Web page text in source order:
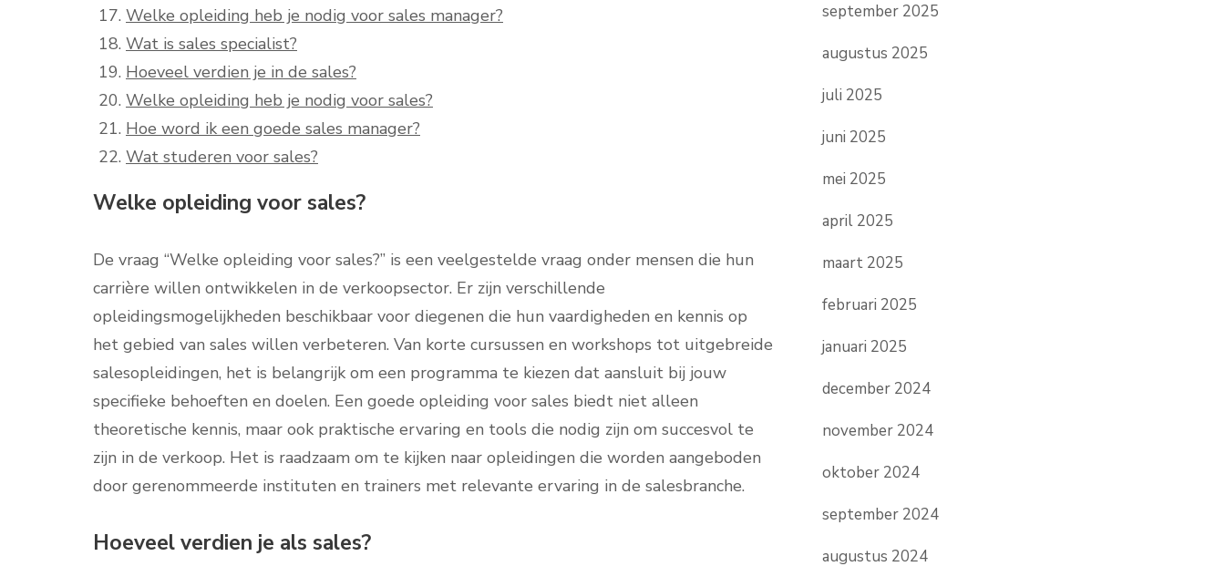
Welke opleiding heb je nodig voor sales manager?
Wat is sales specialist?
Hoeveel verdien je in de sales?
Welke opleiding heb je nodig voor sales?
Hoe word ik een goede sales manager?
Wat studeren voor sales?
Welke opleiding voor sales?
De vraag “Welke opleiding voor sales?” is een veelgestelde vraag onder mensen die hun
carrière willen ontwikkelen in de verkoopsector. Er zijn verschillende
opleidingsmogelijkheden beschikbaar voor diegenen die hun vaardigheden en kennis op
het gebied van sales willen verbeteren. Van korte cursussen en workshops tot uitgebreide
salesopleidingen, het is belangrijk om een programma te kiezen dat aansluit bij jouw
specifieke behoeften en doelen. Een goede opleiding voor sales biedt niet alleen
theoretische kennis, maar ook praktische ervaring en tools die nodig zijn om succesvol te
zijn in de verkoop. Het is raadzaam om te kijken naar opleidingen die worden aangeboden
door gerenommeerde instituten en trainers met relevante ervaring in de salesbranche.
Hoeveel verdien je als sales?
september 2025
augustus 2025
juli 2025
juni 2025
mei 2025
april 2025
maart 2025
februari 2025
januari 2025
december 2024
november 2024
oktober 2024
september 2024
augustus 2024